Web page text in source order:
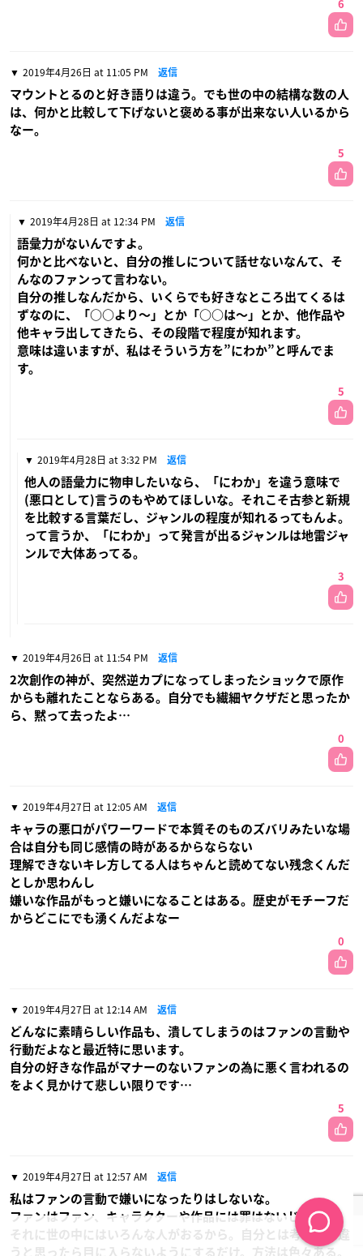
6
2019年4月26日 at 11:05 PM 返信
マウントとるのと好き語りは違う。でも世の中の結構な数の人
は、何かと比較して下げないと褒める事が出来ない人いるから
なー。
5
2019年4月28日 at 12:34 PM 返信
語彙力がないんですよ。
何かと比べないと、自分の推しについて話せないなんて、そ
んなのファンって言わない。
自分の推しなんだから、いくらでも好きなところ出てくるは
ずなのに、「○○より〜」とか「○○は〜」とか、他作品や
他キャラ出してきたら、その段階で程度が知れます。
意味は違いますが、私はそういう方を”にわか”と呼んでま
す。
5
2019年4月28日 at 3:32 PM 返信
他人の語彙力に物申したいなら、「にわか」を違う意味で
(悪口として)言うのもやめてほしいな。それこそ古参と新規
を比較する言葉だし、ジャンルの程度が知れるってもんよ。
って言うか、「にわか」って発言が出るジャンルは地雷ジャ
ンルで大体あってる。
3
2019年4月26日 at 11:54 PM 返信
2次創作の神が、突然逆カプになってしまったショックで原作
からも離れたことならある。自分でも繊細ヤクザだと思ったか
ら、黙って去ったよ…
0
2019年4月27日 at 12:05 AM 返信
キャラの悪口がパワーワードで本質そのものズバリみたいな場
合は自分も同じ感情の時があるからならない
理解できないキレ方してる人はちゃんと読めてない残念くんだ
としか思わんし
嫌いな作品がもっと嫌いになることはある。歴史がモチーフだ
からどこにでも湧くんだよなー
0
2019年4月27日 at 12:14 AM 返信
どんなに素晴らしい作品も、潰してしまうのはファンの言動や
行動だよなと最近特に思います。
自分の好きな作品がマナーのないファンの為に悪く言われるの
をよく見かけて悲しい限りです…
5
2019年4月27日 at 12:57 AM 返信
私はファンの言動で嫌いになったりはしないな。
ファンはファン、キャラクターや作品には罪はないじゃん。
それに世の中にはいろんな人がおるから。自分とは考え方が違
うと思ったら目に入らないようにするだけ。方法は色々ある。